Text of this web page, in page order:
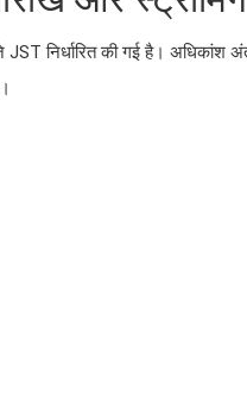
निर्धारित की गई है। अधिकांश